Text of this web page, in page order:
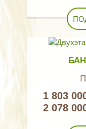
1 803
2 078